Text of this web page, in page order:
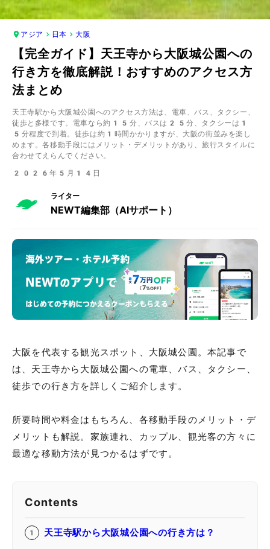
アジア 日本 大阪
【完全ガイド】天王寺から大阪城公園への
行き方を徹底解説！おすすめのアクセス方
法まとめ
天王寺駅から大阪城公園へのアクセス方法は、電車、バス、タクシー、
徒歩と多様です。電車なら約15分、バスは25分、タクシーは1
5分程度で到着。徒歩は約1時間かかりますが、大阪の街並みを楽し
めます。各移動手段にはメリット・デメリットがあり、旅行スタイルに
合わせてえらんでください。
2026年5月14日
ライター
NEWT編集部（AIサポート）
大阪を代表する観光スポット、大阪城公園。本記事で
は、天王寺から大阪城公園への電車、バス、タクシー、
徒歩での行き方を詳しくご紹介します。
所要時間や料金はもちろん、各移動手段のメリット・デ
メリットも解説。家族連れ、カップル、観光客の方々に
最適な移動方法が見つかるはずです。
Contents
天王寺駅から大阪城公園への行き方は？